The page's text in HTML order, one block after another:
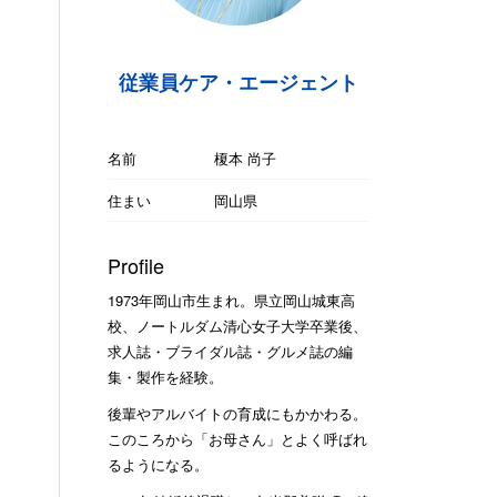
従業員ケア・エージェント
名前
榎本 尚子
住まい
岡山県
Profile
1973年岡山市生まれ。県立岡山城東高
校、ノートルダム清心女子大学卒業後、
求人誌・ブライダル誌・グルメ誌の編
集・製作を経験。
後輩やアルバイトの育成にもかかわる。
このころから「お母さん」とよく呼ばれ
るようになる。